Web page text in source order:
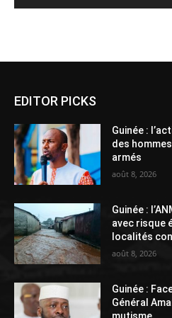
EDITOR PICKS
Guinée :
des
armés
août 8, 2026
Guinée :
avec risque
localités
août 8, 2026
Guinée :
Général